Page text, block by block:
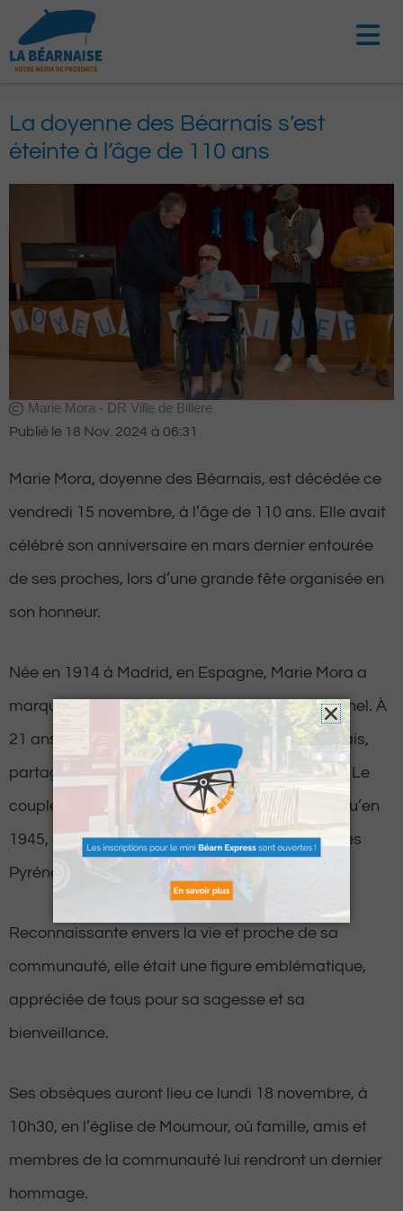
contenu
La doyenne des Béarnais s’est
éteinte à l’âge de 110 ans
Marie Mora - DR Ville de Billère
Publié le 18 Nov. 2024 à 06:31
Marie Mora, doyenne des Béarnais, est décédée ce
vendredi 15 novembre, à l’âge de 110 ans. Elle avait
célébré son anniversaire en mars dernier entourée
de ses proches, lors d’une grande fête organisée en
son honneur.
Née en 1914 à Madrid, en Espagne, Marie Mora a
marqué les esprits par son parcours exceptionnel. À
21 ans, elle s’est mariée avec un Basco-Béarnais,
partageant avec lui une vie riche en aventures. Le
couple a notamment vécu en Côte d’Ivoire jusqu’en
1945, avant de s’installer définitivement dans les
Pyrénées.
Reconnaissante envers la vie et proche de sa
communauté, elle était une figure emblématique,
appréciée de tous pour sa sagesse et sa
bienveillance.
Ses obsèques auront lieu ce lundi 18 novembre, à
10h30, en l’église de Moumour, où famille, amis et
membres de la communauté lui rendront un dernier
hommage.